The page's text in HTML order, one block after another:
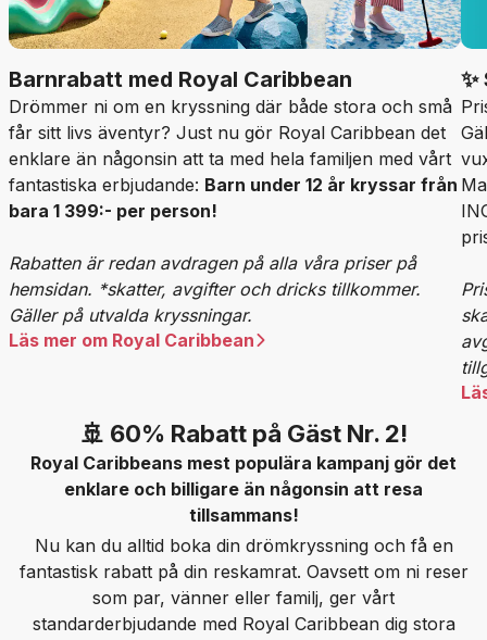
Barnrabatt med Royal Caribbean
Drömmer ni om en kryssning där både stora och små
får sitt livs äventyr? Just nu gör Royal Caribbean det
enklare än någonsin att ta med hela familjen med vårt
fantastiska erbjudande: Barn under 12 år kryssar från
bara 1 399:- per person!
Rabatten är redan avdragen på alla våra priser på
hemsidan. *skatter, avgifter och dricks tillkommer.
Gäller på utvalda kryssningar.
Läs mer om Royal Caribbean
🚢 60% Rabatt på Gäst Nr. 2!
Royal Caribbeans mest populära kampanj gör det
enklare och billigare än någonsin att resa
tillsammans!
Nu kan du alltid boka din drömkryssning och få en
fantastisk rabatt på din reskamrat. Oavsett om ni reser
som par, vänner eller familj, ger vårt
standarderbjudande med Royal Caribbean dig stora